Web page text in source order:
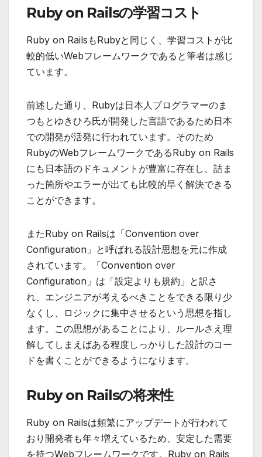
Ruby on Railsの学習コスト
Ruby on RailsもRubyと同じく、学習コストが比
較的低いWebフレームワークであると筆者は感じ
ています。
前述した通り、Rubyは日本人プログラマーのま
つもとゆきひろ氏が開発した言語であるため日本
での開発が活発に行われています。そのため
RubyのWebフレームワークであるRuby on Rails
にも日本語のドキュメントが豊富に存在 し、詰ま
った箇所やエラーが出ても比較的早く解決できる
ことができます。
またRuby on Railsは「Convention over
Configuration」と呼ばれる設計思想を元に作成
されています。「Convention over
Configuration」は「設定よりも規約」と訳さ
れ、エンジニアが考えるべきことをできる限り少
なくし、ロジックに集中させるという思想を指し
ます。この思想があることにより、 ルールさえ理
解してしまえばある程度しっかりした設計のコー
ドを書くことができる ようになります。
Ruby on Railsの将来性
Ruby on Railsは頻繁にアップデートが行われて
おり開発者も年々増えているため、安定した需要
を持つWebフレームワークです。Ruby on Rails